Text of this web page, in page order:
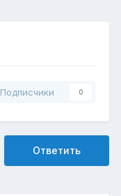
Подписчики 0
Ответить